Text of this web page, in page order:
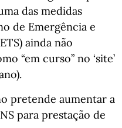
das medidas
de Emergência e
ainda não
“em curso” no ‘site’
pretende aumentar a
para prestação de